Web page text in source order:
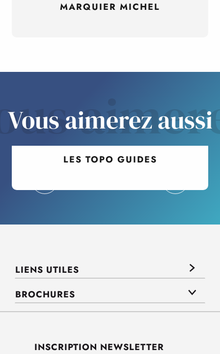
MARQUIER MICHEL
Vous aimerez aussi
LES TOPO GUIDES
LIENS UTILES
BROCHURES
INSCRIPTION NEWSLETTER